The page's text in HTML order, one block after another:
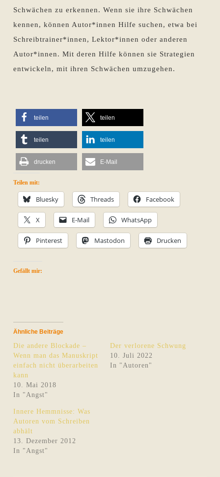
Schwächen zu erkennen. Wenn sie ihre Schwächen
kennen, können Autor*innen Hilfe suchen, etwa bei
Schreibtrainer*innen, Lektor*innen oder anderen
Autor*innen. Mit deren Hilfe können sie Strategien
entwickeln, mit ihren Schwächen umzugehen.
teilen teilen
teilen teilen
drucken E-Mail
Teilen mit:
Bluesky Threads Facebook
X E-Mail WhatsApp
Pinterest Mastodon Drucken
Gefällt mir:
Ähnliche Beiträge
Die andere Blockade –
Wenn man das Manuskript
einfach nicht überarbeiten
kann
10. Mai 2018
In "Angst"
Der verlorene Schwung
10. Juli 2022
In "Autoren"
Innere Hemmnisse: Was
Autoren vom Schreiben
abhält
13. Dezember 2012
In "Angst"